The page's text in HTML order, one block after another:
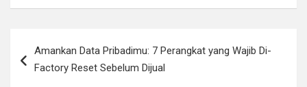
navigation
Amankan Data Pribadimu: 7 Perangkat yang Wajib Di-
Factory Reset Sebelum Dijual